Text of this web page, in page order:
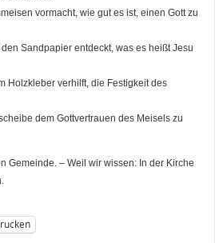
vormacht, wie gut es ist, einen Gott zu
Sandpapier entdeckt, was es heißt Jesu
Holzkleber verhilft, die Festigkeit des
dem Gottvertrauen des Meisels zu
Gemeinde. – Weil wir wissen: In der Kirche